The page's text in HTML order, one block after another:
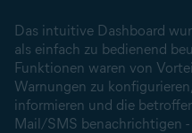
Das intuitive Dashboard
als einfach zu bedienend
Funktionen waren von
Warnungen zu
informieren und die
Mail/SMS benachrichtigen